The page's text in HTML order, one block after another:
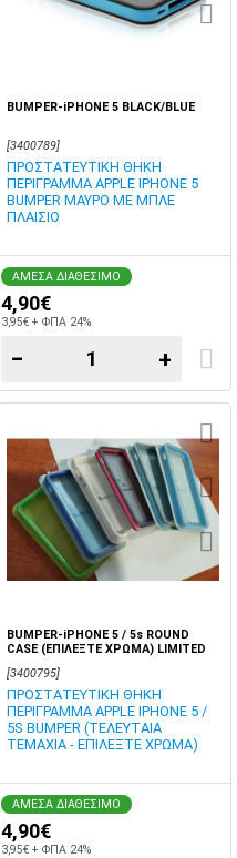
BUMPER-iPHONE 5 BLACK/BLUE
[3400789]
ΠΡΟΣΤΑΤΕΥΤΙΚΗ ΘΗΚΗ
ΠΕΡΙΓΡΑΜΜΑ APPLE IPHONE 5
BUMPER ΜΑΥΡΟ ΜΕ ΜΠΛΕ
ΠΛΑΙΣΙΟ
ΑΜΕΣΑ ΔΙΑΘΕΣΙΜΟ
4,90€
3,95€ + ΦΠΑ 24%
− +
BUMPER-iPHONE 5 / 5s ROUND
CASE (ΕΠΙΛΕΞΤΕ ΧΡΩΜΑ) LIMITED
[3400795]
ΠΡΟΣΤΑΤΕΥΤΙΚΗ ΘΗΚΗ
ΠΕΡΙΓΡΑΜΜΑ APPLE IPHONE 5 /
5S BUMPER (ΤΕΛΕΥΤΑΙΑ
ΤΕΜΑΧΙΑ - ΕΠΙΛΕΞΤΕ ΧΡΩΜΑ)
ΑΜΕΣΑ ΔΙΑΘΕΣΙΜΟ
4,90€
3,95€ + ΦΠΑ 24%